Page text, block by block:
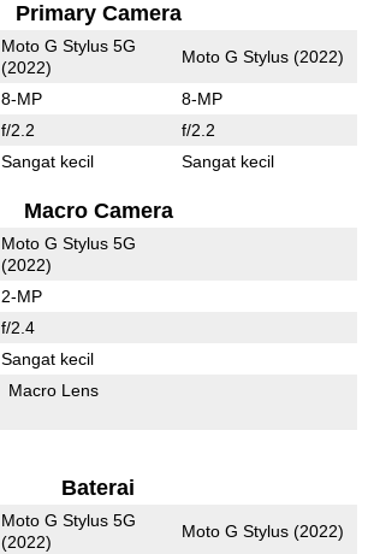
Primary Camera
Moto G Stylus 5G
(2022)
Moto G Stylus (2022)
8-MP 8-MP
f/2.2 f/2.2
Sangat kecil Sangat kecil
Macro Camera
Moto G Stylus 5G
(2022)
2-MP
f/2.4
Sangat kecil
Macro Lens
Baterai
Moto G Stylus 5G
(2022)
Moto G Stylus (2022)